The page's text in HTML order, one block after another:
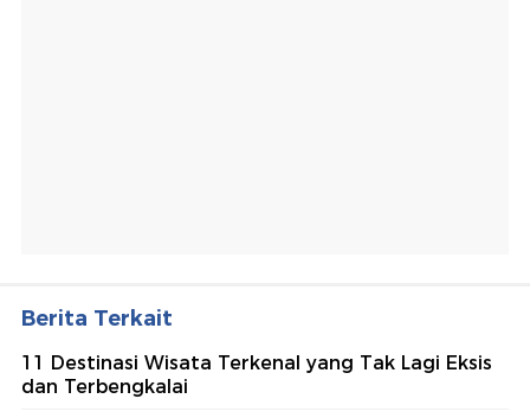
Berita Terkait
11 Destinasi Wisata Terkenal yang Tak Lagi Eksis
dan Terbengkalai